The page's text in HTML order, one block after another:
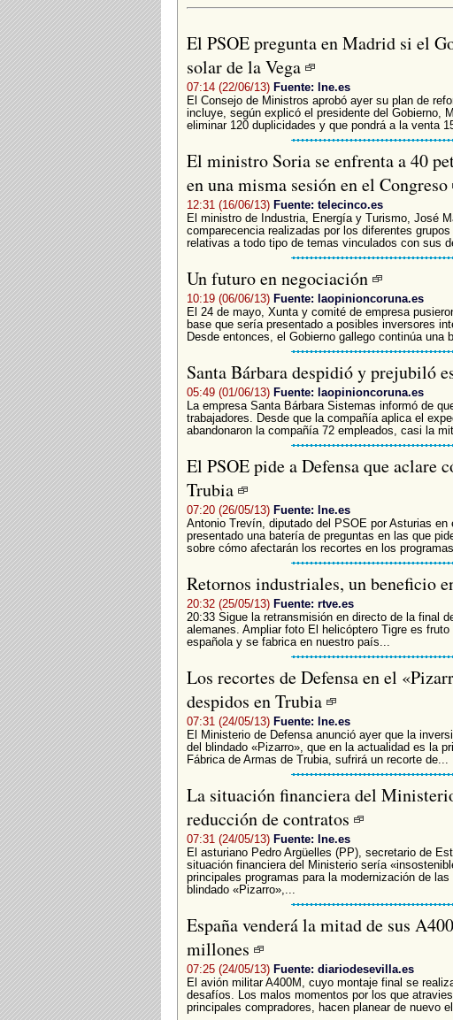
El PSOE pregunta en Madrid si el
solar de la Vega
07:14 (22/06/13) Fuente: lne.es
El Consejo de Ministros aprobó ayer su plan de
incluye, según explicó el presidente del Gobierno,
eliminar 120 duplicidades y que pondrá a la venta
El ministro Soria se enfrenta a 40
en una misma sesión en el Congreso
12:31 (16/06/13) Fuente: telecinco.es
El ministro de Industria, Energía y Turismo, José
comparecencia realizadas por los diferentes
relativas a todo tipo de temas vinculados con sus
Un futuro en negociación
10:19 (06/06/13) Fuente: laopinioncoruna.es
El 24 de mayo, Xunta y comité de empresa
base que sería presentado a posibles inversores
Desde entonces, el Gobierno gallego continúa una
Santa Bárbara despidió y prejubiló
05:49 (01/06/13) Fuente: laopinioncoruna.es
La empresa Santa Bárbara Sistemas informó de
trabajadores. Desde que la compañía aplica el
abandonaron la compañía 72 empleados, casi la
El PSOE pide a Defensa que aclare
Trubia
07:20 (26/05/13) Fuente: lne.es
Antonio Trevín, diputado del PSOE por Asturias en
presentado una batería de preguntas en las que
sobre cómo afectarán los recortes en los
Retornos industriales, un beneficio
20:32 (25/05/13) Fuente: rtve.es
20:33 Sigue la retransmisión en directo de la final
alemanes. Ampliar foto El helicóptero Tigre es fruto
española y se fabrica en nuestro país...
Los recortes de Defensa en el
despidos en Trubia
07:31 (24/05/13) Fuente: lne.es
El Ministerio de Defensa anunció ayer que la
del blindado «Pizarro», que en la actualidad es la
Fábrica de Armas de Trubia, sufrirá un recorte de...
La situación financiera del
reducción de contratos
07:31 (24/05/13) Fuente: lne.es
El asturiano Pedro Argüelles (PP), secretario de
situación financiera del Ministerio sería
principales programas para la modernización de
blindado «Pizarro»,...
España venderá la mitad de sus
millones
07:25 (24/05/13) Fuente: diariodesevilla.es
El avión militar A400M, cuyo montaje final se
desafíos. Los malos momentos por los que
principales compradores, hacen planear de nuevo